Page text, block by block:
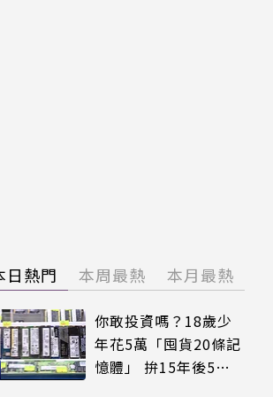
日熱門 本周最熱 本月最熱
你敢投資嗎？18歲少
年花5萬「囤貨20條記
憶體」 拚15年後5倍